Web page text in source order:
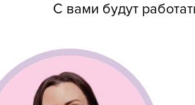
С вами будут